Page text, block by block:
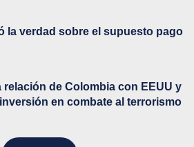
la verdad sobre el supuesto pago
de Colombia con EEUU y
en combate al terrorismo